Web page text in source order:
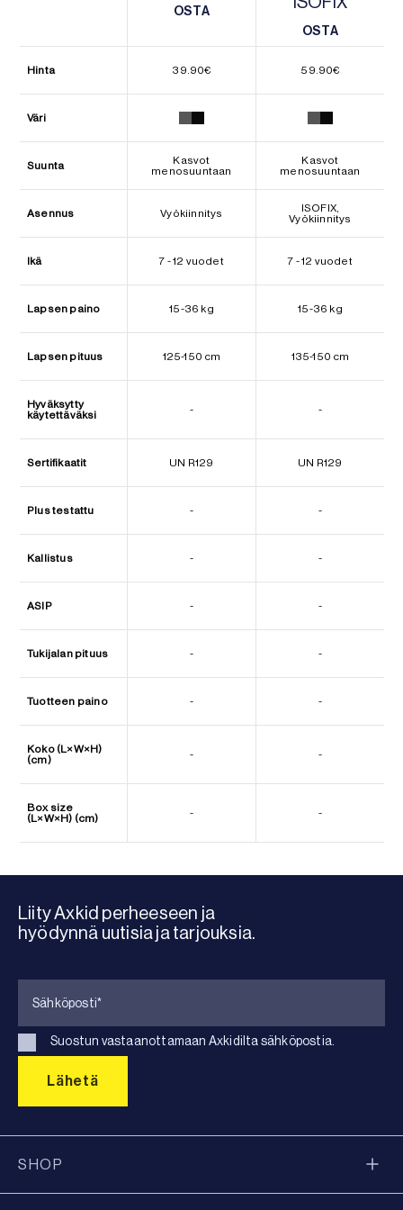
OSTA
OSTA
OSTA
Hinta 39.90€ 59.90€
Väri
Suunta
Kasvot
menosuuntaan
Kasvot
menosuuntaan
Asennus Vyökiinnitys
ISOFIX,
Vyökiinnitys
Ikä 7 - 12 vuodet 7 - 12 vuodet
Lapsen paino 15-36 kg 15-36 kg
Lapsen pituus 125-150 cm 135-150 cm
Hyväksytty
käytettäväksi
- -
Sertifikaatit UN R129 UN R129
Plus testattu - -
Kallistus - -
ASIP - -
Tukijalan pituus - -
Tuotteen paino - -
Koko (L×W×H)
(cm)
- -
Box size
(L×W×H) (cm)
- -
Liity Axkid perheeseen ja
hyödynnä uutisia ja tarjouksia.
Suostun vastaanottamaan Axkidilta sähköpostia.
SHOP